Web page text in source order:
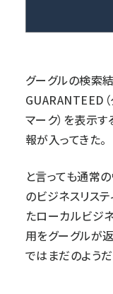
グーグルの検索
GUARANTEED（
マーク）を表示
報が入ってきた。
と言っても通常
のビジネスリス
たローカルビジ
用をグーグルが
ではまだのようだ